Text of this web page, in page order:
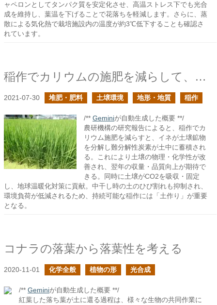
ャペロンとしてタンパク質を安定化させ、高温ストレス下でも光合
成を維持し、葉温を下げることで花落ちを軽減します。さらに、蒸
散による気化熱で栽培施設内の温度が約3℃低下することも確認さ
れています。
稲作でカリウムの施肥を減らして、二酸化炭素の排出量の削減に貢献
2021-07-30 堆肥・肥料 土壌環境 地形・地質 稲作
/** Geminiが自動生成した概要 **/
農研機構の研究報告によると、稲作でカ
リウム施肥を減らすと、イネが土壌鉱物
を分解し難分解性炭素が土中に蓄積され
る。これにより土壌の物理・化学性が改
善され、翌年の収量・品質向上が期待で
きる。同時に土壌がCO2を吸収・固定
し、地球温暖化対策に貢献。中干し時の土のひび割れも抑制され、
環境負荷が低減されるため、持続可能な稲作には「土作り」が重要
となる。
コナラの落葉から落葉性を考える
2020-11-01 化学全般 植物の形 光合成
/** Geminiが自動生成した概要 **/
紅葉した落ち葉が土に還る過程は、様々な生物の共同作業に